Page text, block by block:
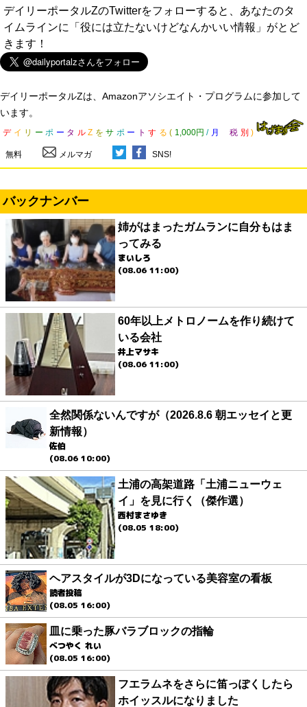
デイリーポータルZのTwitterをフォローすると、あなたのタ
イムラインに「役には立たないけどなんかいい情報」がとど
きます！
デイリーポータルZは、Amazonアソシエイト・プログラムに参加して
います。
デ イ リ ー ポ ー タ ル Z を サ ポ ー ト す る ( 1,000円 / 月 税 別 )
無料 メルマガ SNS!
バックナンバー
姉がはまったガムランに自分もはま
ってみる
まいしろ
(08.06 11:00)
60年以上メトロノームを作り続けて
いる会社
井上マサキ
(08.06 11:00)
全然関係ないんですが（2026.8.6 朝エッセイと更
新情報）
佐伯
(08.06 10:00)
土浦の高架道路「土浦ニューウェ
イ」を見に行く（傑作選）
西村まさゆき
(08.05 18:00)
ヘアスタイルが3Dになっている美容室の看板
読者投稿
(08.05 16:00)
皿に乗った豚バラブロックの指輪
べつやく れい
(08.05 16:00)
フエラムネをさらに笛っぽくしたら
ホイッスルになりました